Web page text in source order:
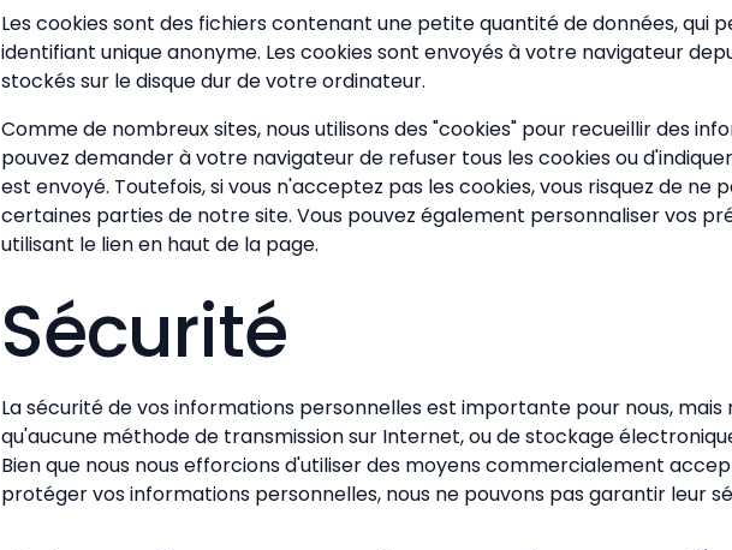
Les cookies sont des fichiers contenant une petite quantité de données, qui
identifiant unique anonyme. Les cookies sont envoyés à votre navigateur
stockés sur le disque dur de votre ordinateur.
Comme de nombreux sites, nous utilisons des "cookies" pour recueillir des
pouvez demander à votre navigateur de refuser tous les cookies ou
est envoyé. Toutefois, si vous n'acceptez pas les cookies, vous risquez de ne
certaines parties de notre site. Vous pouvez également personnaliser vos
utilisant le lien en haut de la page.
Sécurité
La sécurité de vos informations personnelles est importante pour nous, mais
qu'aucune méthode de transmission sur Internet, ou de stockage
Bien que nous nous efforcions d'utiliser des moyens commercialement
protéger vos informations personnelles, nous ne pouvons pas garantir leur